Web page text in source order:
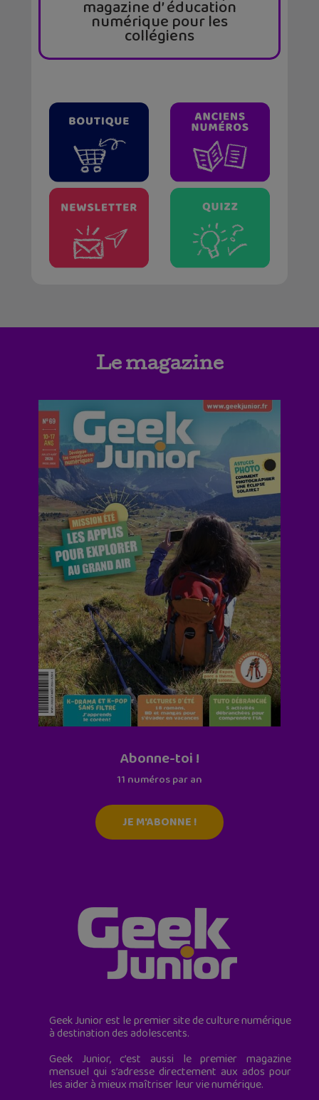
magazine d’ éducation
numérique pour les
collégiens
Le magazine
Abonne-toi !
11 numéros par an
JE M'ABONNE !
Geek Junior est le premier site de culture numérique
à destination des adolescents.
Geek Junior, c’est aussi le premier magazine
mensuel qui s’adresse directement aux ados pour
les aider à mieux maîtriser leur vie numérique.